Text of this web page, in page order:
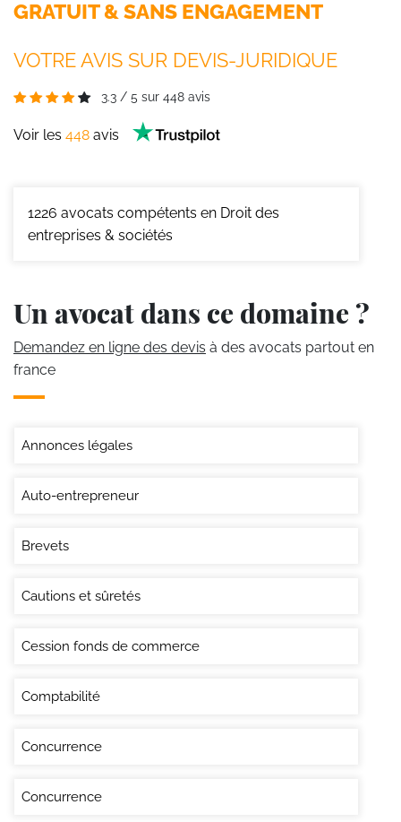
GRATUIT & SANS ENGAGEMENT
VOTRE AVIS SUR DEVIS-JURIDIQUE
3.3 / 5 sur 448 avis
Voir les 448 avis
1226 avocats compétents en Droit des
entreprises & sociétés
Un avocat dans ce domaine ?
Demandez en ligne des devis à des avocats partout en
france
Annonces légales
Auto-entrepreneur
Brevets
Cautions et sûretés
Cession fonds de commerce
Comptabilité
Concurrence
Concurrence